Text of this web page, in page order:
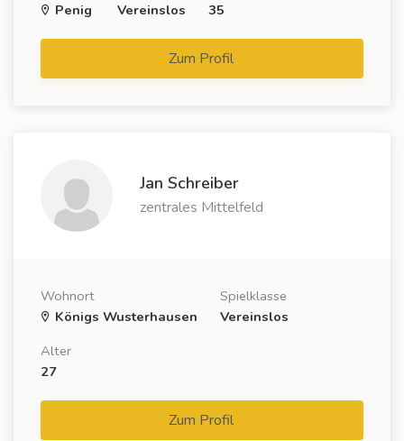
Penig
Vereinslos
35
Zum Profil
Jan Schreiber
zentrales Mittelfeld
Wohnort
Königs Wusterhausen
Spielklasse
Vereinslos
Alter
27
Zum Profil